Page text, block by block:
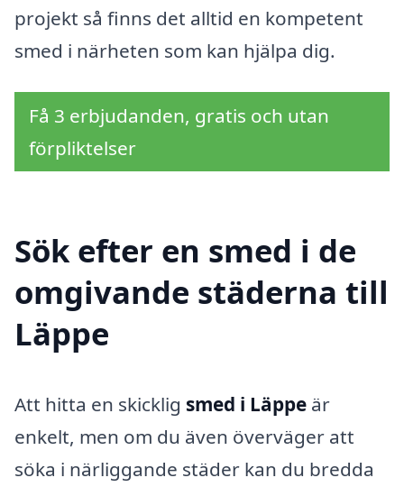
projekt så finns det alltid en kompetent
smed i närheten som kan hjälpa dig.
Få 3 erbjudanden, gratis och utan
förpliktelser
Sök efter en smed i de
omgivande städerna till
Läppe
Att hitta en skicklig smed i Läppe är
enkelt, men om du även överväger att
söka i närliggande städer kan du bredda